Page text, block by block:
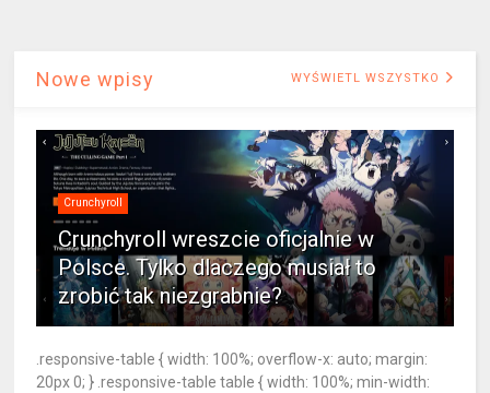
Nowe wpisy WYŚWIETL WSZYSTKO
Crunchyroll
Crunchyroll wreszcie oficjalnie w
Polsce. Tylko dlaczego musiał to
zrobić tak niezgrabnie?
.responsive-table { width: 100%; overflow-x: auto; margin:
20px 0; } .responsive-table table { width: 100%; min-width: